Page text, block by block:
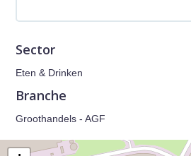
Sector
Eten & Drinken
Branche
Groothandels - AGF